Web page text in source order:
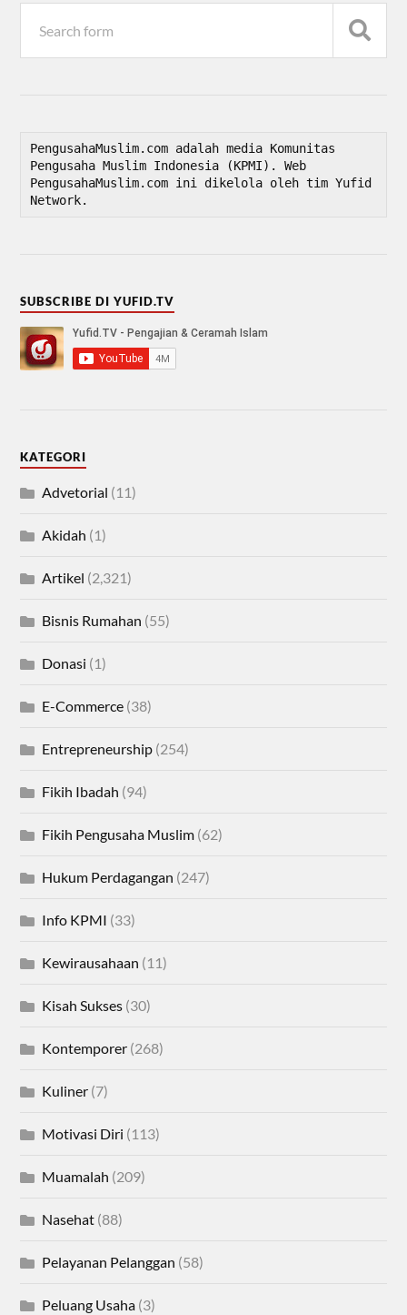
PengusahaMuslim.com adalah media Komunitas
Pengusaha Muslim Indonesia (KPMI). Web
PengusahaMuslim.com ini dikelola oleh tim Yufid
Network.
SUBSCRIBE DI YUFID.TV
KATEGORI
Advetorial (11)
Akidah (1)
Artikel (2,321)
Bisnis Rumahan (55)
Donasi (1)
E-Commerce (38)
Entrepreneurship (254)
Fikih Ibadah (94)
Fikih Pengusaha Muslim (62)
Hukum Perdagangan (247)
Info KPMI (33)
Kewirausahaan (11)
Kisah Sukses (30)
Kontemporer (268)
Kuliner (7)
Motivasi Diri (113)
Muamalah (209)
Nasehat (88)
Pelayanan Pelanggan (58)
Peluang Usaha (3)